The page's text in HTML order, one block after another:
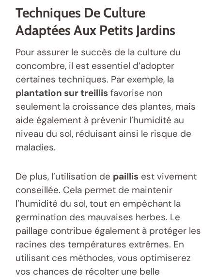
Techniques De Culture
Adaptées Aux Petits Jardins
Pour assurer le succès de la culture du
concombre, il est essentiel d’adopter
certaines techniques. Par exemple, la
plantation sur treillis favorise non
seulement la croissance des plantes, mais
aide également à prévenir l’humidité au
niveau du sol, réduisant ainsi le risque de
maladies.
De plus, l’utilisation de paillis est vivement
conseillée. Cela permet de maintenir
l’humidité du sol, tout en empêchant la
germination des mauvaises herbes. Le
paillage contribue également à protéger les
racines des températures extrêmes. En
utilisant ces méthodes, vous optimiserez
vos chances de récolter une belle